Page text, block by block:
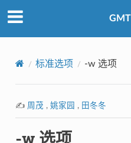
标准选项 -w 选项
✍️ 周茂 , 姚家园 , 田冬冬